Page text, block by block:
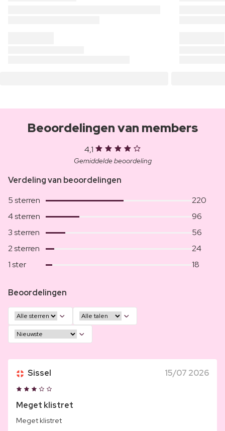
Beoordelingen van members
4,1
Gemiddelde beoordeling
Verdeling van beoordelingen
5 sterren
220
4 sterren
96
3 sterren
56
2 sterren
24
1 ster
18
Beoordelingen
Sissel 15/07 2026
Meget klistret
Meget klistret